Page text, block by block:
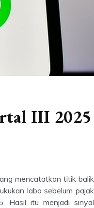
III 2025
mencatatkan titik balik
laba sebelum pajak
Hasil itu menjadi sinyal